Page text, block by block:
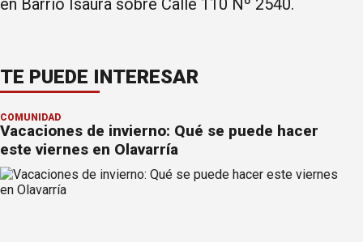
en Barrio Isaura sobre Calle 110 Nº 2540.
TE PUEDE INTERESAR
COMUNIDAD
Vacaciones de invierno: Qué se puede hacer
este viernes en Olavarría